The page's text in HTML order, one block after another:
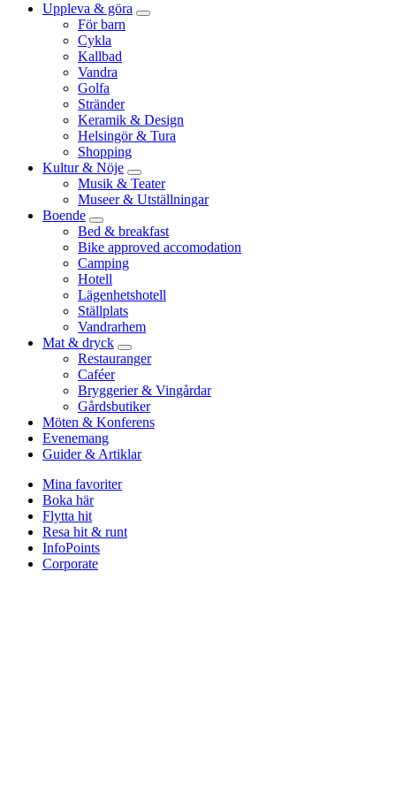
Uppleva & göra
För barn
Cykla
Kallbad
Vandra
Golfa
Stränder
Keramik & Design
Helsingör & Tura
Shopping
Kultur & Nöje
Musik & Teater
Museer & Utställningar
Boende
Bed & breakfast
Bike approved accomodation
Camping
Hotell
Lägenhetshotell
Ställplats
Vandrarhem
Mat & dryck
Restauranger
Caféer
Bryggerier & Vingårdar
Gårdsbutiker
Möten & Konferens
Evenemang
Guider & Artiklar
Mina favoriter
Boka här
Flytta hit
Resa hit & runt
InfoPoints
Corporate